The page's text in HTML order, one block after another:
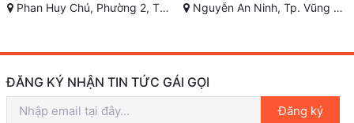
Phan Huy Chú, Phường 2, Thành phố Vũng Tầu, Bà Rịa - Vũng Tàu Nguyễn An Ninh, Tp. Vũng Tàu, Bà Rịa - Vũng Tàu
ĐĂNG KÝ NHẬN TIN TỨC GÁI GỌI
Đăng ký